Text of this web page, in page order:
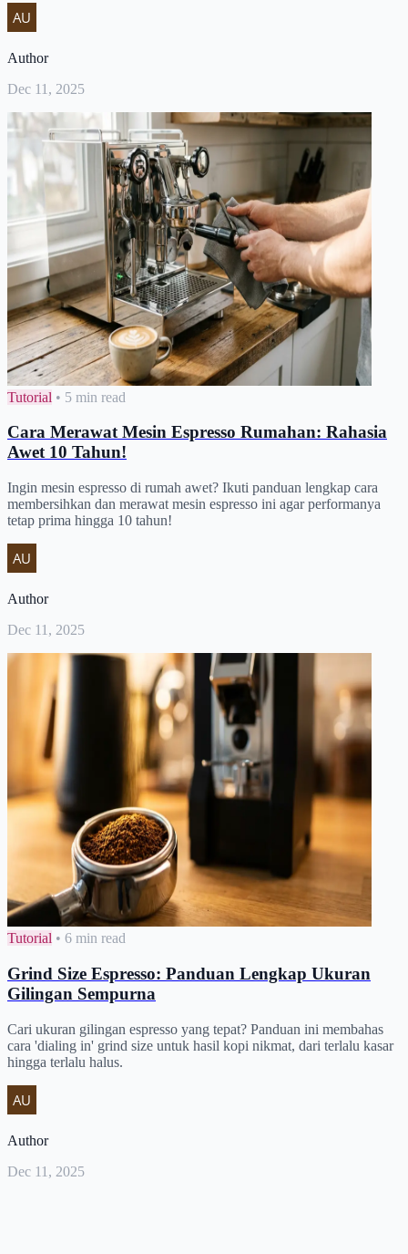
Author
Dec 11, 2025
Tutorial • 5 min read
Cara Merawat Mesin Espresso Rumahan: Rahasia
Awet 10 Tahun!
Ingin mesin espresso di rumah awet? Ikuti panduan lengkap cara
membersihkan dan merawat mesin espresso ini agar performanya
tetap prima hingga 10 tahun!
Author
Dec 11, 2025
Tutorial • 6 min read
Grind Size Espresso: Panduan Lengkap Ukuran
Gilingan Sempurna
Cari ukuran gilingan espresso yang tepat? Panduan ini membahas
cara 'dialing in' grind size untuk hasil kopi nikmat, dari terlalu kasar
hingga terlalu halus.
Author
Dec 11, 2025